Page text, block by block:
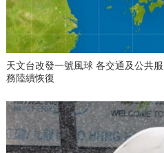
天文台改發一號風球 各交通及公共服
務陸續恢復